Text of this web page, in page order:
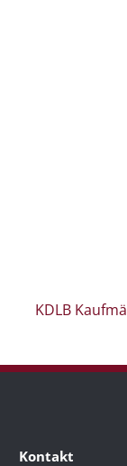
KDLB
Kontakt